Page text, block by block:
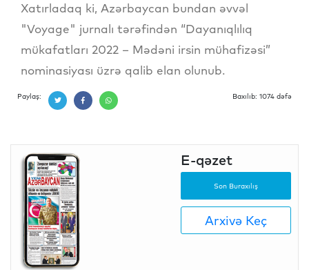
Xatırladaq ki, Azərbaycan bundan əvvəl
"Voyage" jurnalı tərəfindən “Dayanıqlılıq
mükafatları 2022 – Mədəni irsin mühafizəsi”
nominasiyası üzrə qalib elan olunub.
Paylaş: Baxılıb: 1074 dəfə
E-qəzet
Son Buraxılış
Arxivə Keç